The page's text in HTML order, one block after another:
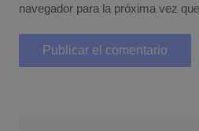
navegador para la próxima vez